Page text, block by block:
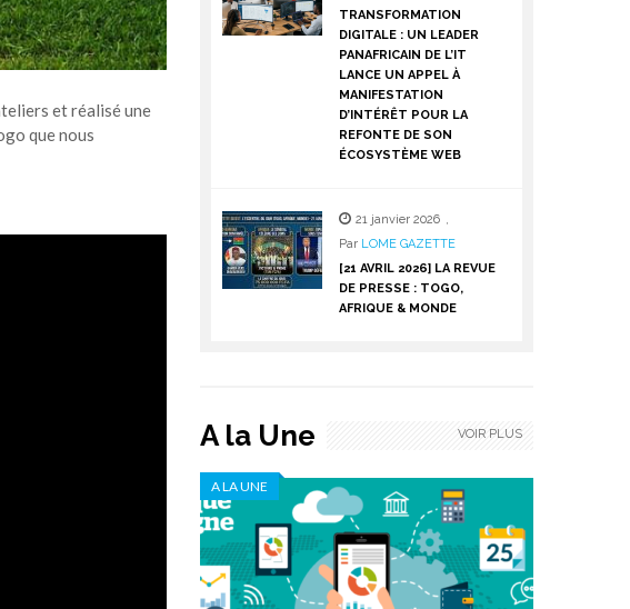
et réalisé une
que nous
TRANSFORMATION
DIGITALE : UN LEADER
PANAFRICAIN DE L’IT
LANCE UN APPEL À
MANIFESTATION
D’INTÉRÊT POUR LA
REFONTE DE SON
ÉCOSYSTÈME WEB
21 janvier 2026 ,
Par LOME GAZETTE
[21 AVRIL 2026] LA REVUE
DE PRESSE : TOGO,
AFRIQUE & MONDE
A la Une
A LA UNE
VOIR PLUS